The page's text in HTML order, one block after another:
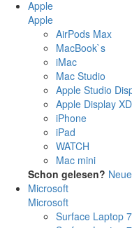
Apple
Apple
AirPods Max
MacBook`s
iMac
Mac Studio
Apple Studio
Apple Display
iPhone
iPad
WATCH
Mac mini
Schon gelesen?
Microsoft
Microsoft
Surface Laptop